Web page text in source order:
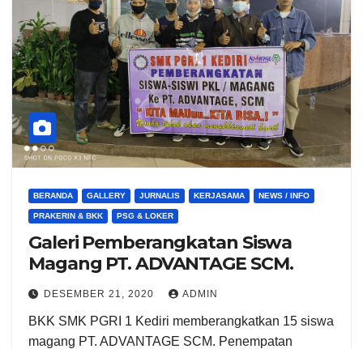
BERANDA GALLERY JURNALIS KERJASAMA NEWS / INFO
PRAKERIN & BKK PSG & LOKER
Galeri Pemberangkatan Siswa
Magang PT. ADVANTAGE SCM.
DESEMBER 21, 2020 ADMIN
BKK SMK PGRI 1 Kediri memberangkatkan 15 siswa
magang PT. ADVANTAGE SCM. Penempatan